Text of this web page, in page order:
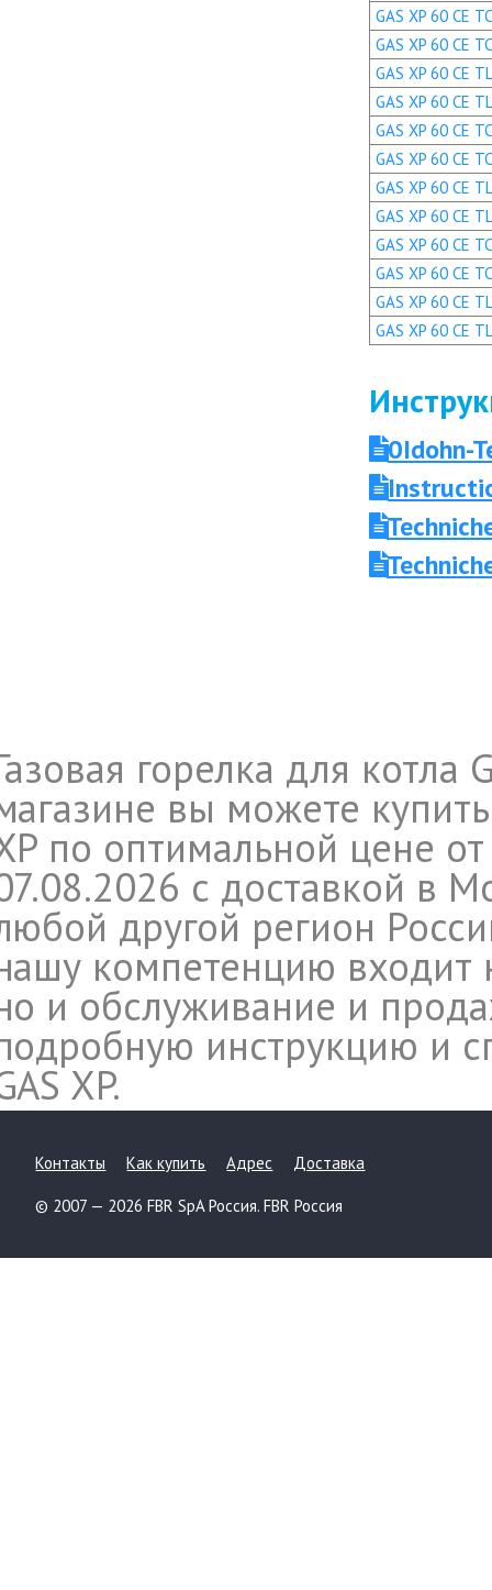
GAS XP 60 CE
GAS XP 60 CE
GAS XP 60 CE
GAS XP 60 CE
GAS XP 60 CE
GAS XP 60 CE
GAS XP 60 CE
GAS XP 60 CE
GAS XP 60 CE
GAS XP 60 CE
GAS XP 60 CE
GAS XP 60 CE
0Idohn-
горелка для котла
вы можете
по оптимальной цене
с доставкой в
другой регион
компетенцию входит
и обслуживание и
инструкцию и
XP.
Контакты Как купить Адрес Доставка
© 2007 — 2026 FBR SpA Россия. FBR Россия